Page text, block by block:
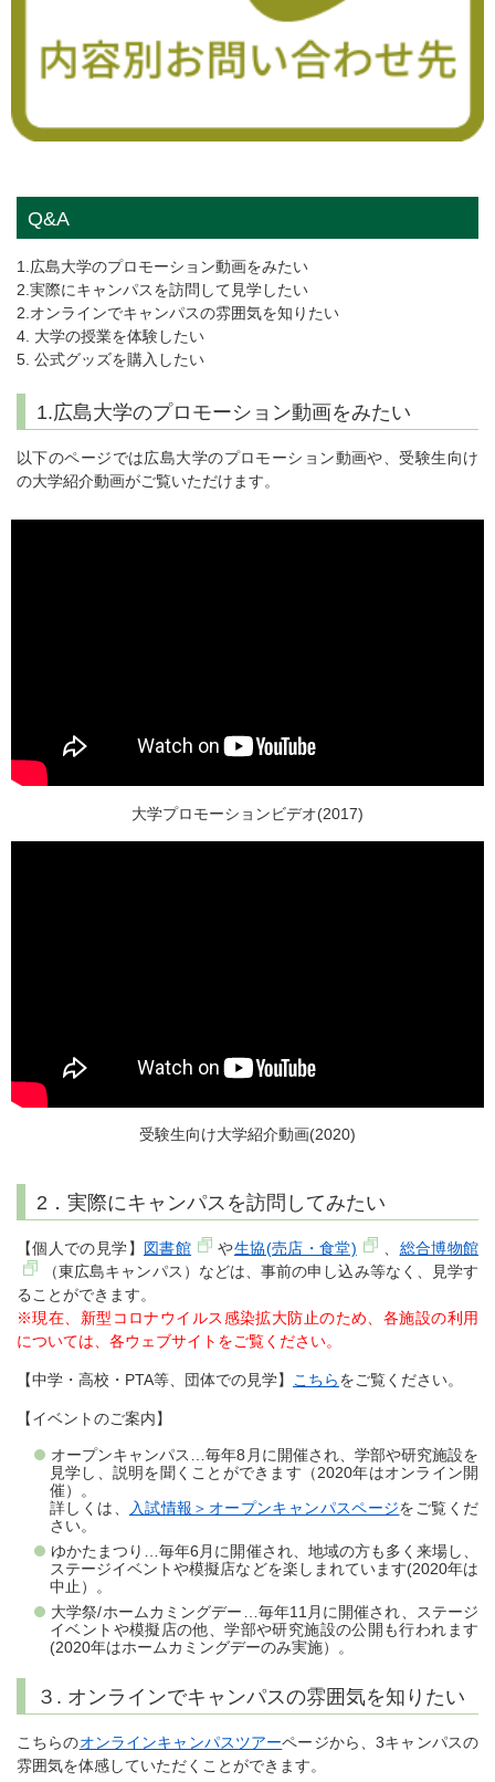
Q&A
1.広島大学のプロモーション動画をみたい
2.実際にキャンパスを訪問して見学したい
2.オンラインでキャンパスの雰囲気を知りたい
4. 大学の授業を体験したい
5. 公式グッズを購入したい
1.広島大学のプロモーション動画をみたい
以下のページでは広島大学のプロモーション動画や、受験生向け
の大学紹介動画がご覧いただけます。
大学プロモーションビデオ(2017)
受験生向け大学紹介動画(2020)
2．実際にキャンパスを訪問してみたい
【個人での見学】 図書館 や生協(売店・食堂) 、 総合博物館
（東広島キャンパス）などは、事前の申し込み等なく、見学す
ることができます。
※現在、新型コロナウイルス感染拡大防止のため、各施設の利用
については、各ウェブサイトをご覧ください。
【中学・高校・PTA等、団体での見学】 こちらをご覧ください。
【イベントのご案内】
オープンキャンパス…毎年8月に開催され、学部や研究施設を
見学し、説明を聞くことができます（2020年はオンライン開
催）。
詳しくは、
入試情報＞オープンキャンパスページをご覧くだ
さい。
ゆかたまつり…毎年6月に開催され、地域の方も多く来場し、
ステージイベントや模擬店などを楽しまれています(2020年は
中止）。
大学祭/ホームカミングデー…毎年11月に開催され、ステージ
イベントや模擬店の他、学部や研究施設の公開も行われます
(2020年はホームカミングデーのみ実施）。
３. オンラインでキャンパスの雰囲気を知りたい
こちらのオンラインキャンパスツアーページから、3キャンパスの
雰囲気を体感していただくことができます。